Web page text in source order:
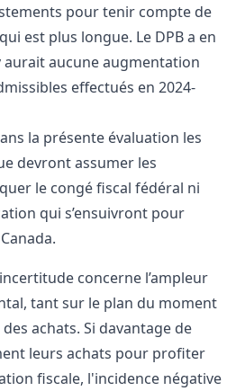
pour tenir compte de
est plus longue. Le DPB a en
aurait aucune augmentation
effectués en 2024-
la présente évaluation les
devront assumer les
le congé fiscal fédéral ni
qui s’ensuivront pour
concerne l’ampleur
tant sur le plan du moment
achats. Si davantage de
leurs achats pour profiter
fiscale, l'incidence négative